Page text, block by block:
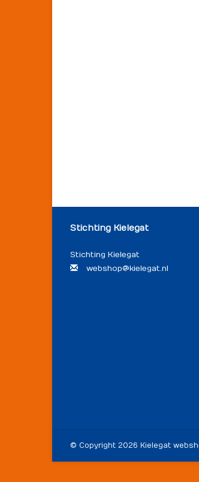
Stichting Kielegat
Stichting Kielegat
webshop@kielegat.nl
© Copyright 2026 Kielegat